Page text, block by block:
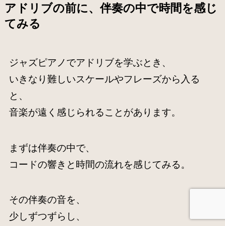
アドリブの前に、伴奏の中で時間を感じ
てみる
ジャズピアノでアドリブを学ぶとき、
いきなり難しいスケールやフレーズから入る
と、
音楽が遠く感じられることがあります。
まずは伴奏の中で、
コードの響きと時間の流れを感じてみる。
その伴奏の音を、
少しずつずらし、